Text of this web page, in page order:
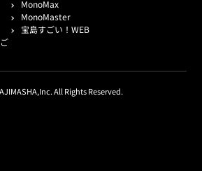
MonoMax
MonoMaster
宝島すごい！WEB
All Rights Reserved.